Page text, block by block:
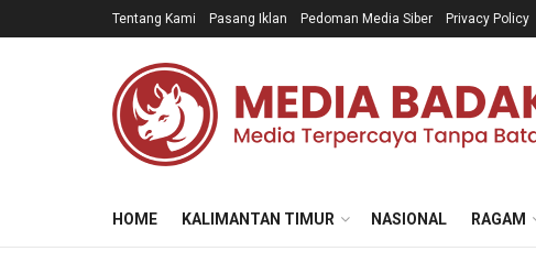
Tentang Kami Pasang Iklan Pedoman Media Siber Privacy Policy
HOME KALIMANTAN TIMUR NASIONAL RAGAM